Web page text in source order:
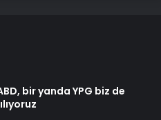
bir yanda YPG biz de